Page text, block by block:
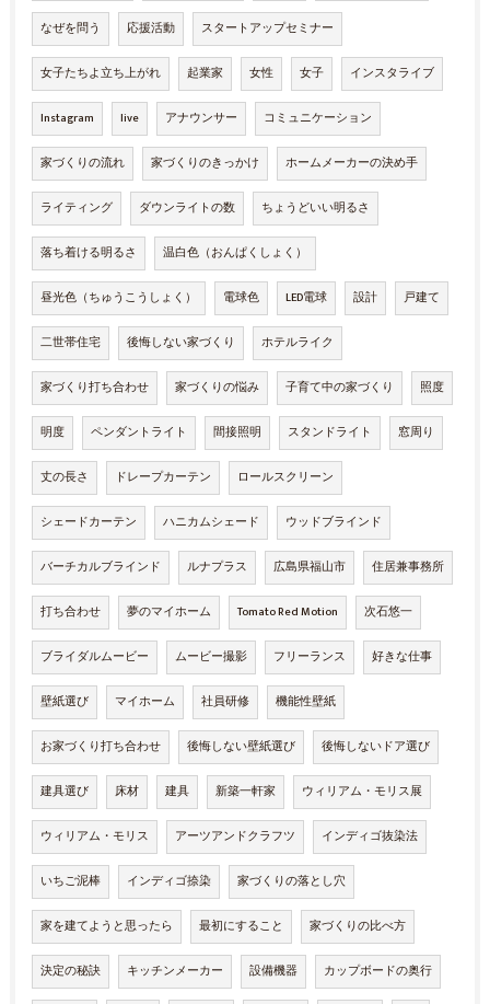
なぜを問う 応援活動 スタートアップセミナー
女子たちよ立ち上がれ 起業家 女性 女子 インスタライブ
Instagram live アナウンサー コミュニケーション
家づくりの流れ 家づくりのきっかけ ホームメーカーの決め手
ライティング ダウンライトの数 ちょうどいい明るさ
落ち着ける明るさ 温白色（おんぱくしょく）
昼光色（ちゅうこうしょく） 電球色 LED電球 設計 戸建て
二世帯住宅 後悔しない家づくり ホテルライク
家づくり打ち合わせ 家づくりの悩み 子育て中の家づくり 照度
明度 ペンダントライト 間接照明 スタンドライト 窓周り
丈の長さ ドレープカーテン ロールスクリーン
シェードカーテン ハニカムシェード ウッドブラインド
バーチカルブラインド ルナプラス 広島県福山市 住居兼事務所
打ち合わせ 夢のマイホーム Tomato Red Motion 次石悠一
ブライダルムービー ムービー撮影 フリーランス 好きな仕事
壁紙選び マイホーム 社員研修 機能性壁紙
お家づくり打ち合わせ 後悔しない壁紙選び 後悔しないドア選び
建具選び 床材 建具 新築一軒家 ウィリアム・モリス展
ウィリアム・モリス アーツアンドクラフツ インディゴ抜染法
いちご泥棒 インディゴ捺染 家づくりの落とし穴
家を建てようと思ったら 最初にすること 家づくりの比べ方
決定の秘訣 キッチンメーカー 設備機器 カップボードの奥行